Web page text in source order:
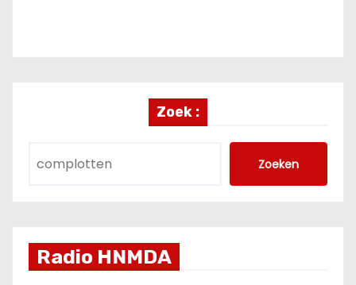
Zoek :
Zoeken
Radio HNMDA